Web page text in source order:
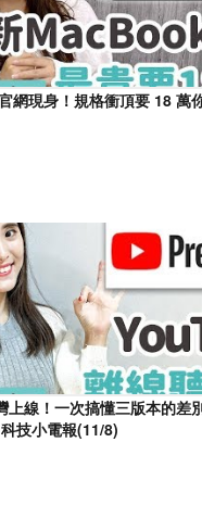
網現身！規格衝頂要 18 萬
線！一次搞懂三版本的差
技小電報(11/8)